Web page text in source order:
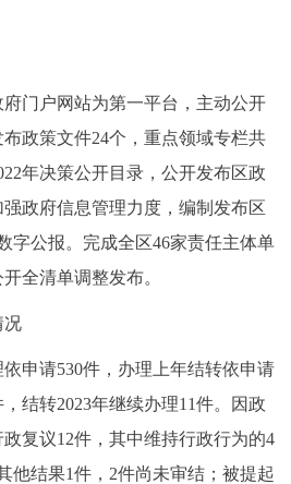
阳光政务
在线访谈
十六区概览 人文北京
图说北京 视频北京
门户网站为第一平台，主动公开
政策文件24个，重点领域专栏共
年决策公开目录，公开发布区政
政府信息管理力度，编制发布区
字公报。完成全区46家责任主体单
全清单调整发布。
申请530件，办理上年结转依申请
结转2023年继续办理11件。因政
复议12件，其中维持行政行为的4
他结果1件，2件尚未审结；被提起